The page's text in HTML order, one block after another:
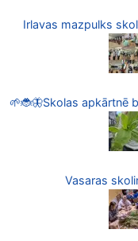
Irlavas mazpulks
🌱🐞🦋Skolas apkārtnē
Vasaras